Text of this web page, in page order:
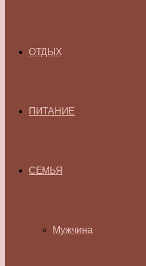
ОТДЫХ
ПИТАНИЕ
СЕМЬЯ
Мужчина